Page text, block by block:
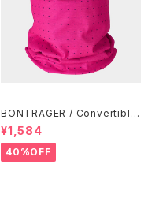
BONTRAGER / Convertible
Neck Gaiter / Mulberry-Ra
dioactive Pink
¥1,584
40%OFF